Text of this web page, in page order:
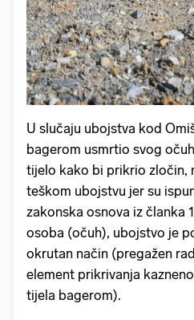
U slučaju ubojstva kod
bagerom usmrtio svog
tijelo kako bi prikrio zločin,
teškom ubojstvu jer su
zakonska osnova iz članka
osoba (očuh), ubojstvo je
okrutan način (pregažen
element prikrivanja
tijela bagerom).